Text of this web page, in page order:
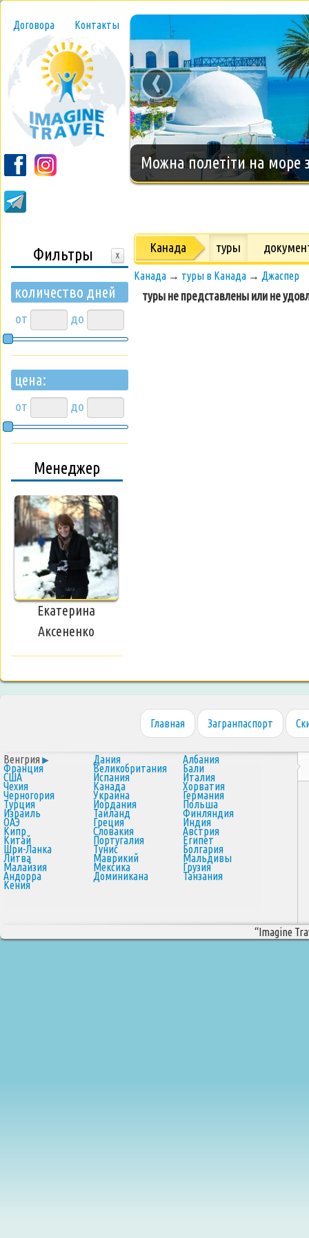
Договора Контакты
Новогодний тур на
‹
Фильтры X
количество дней
от до
цена:
от до
Менеджер
Екатерина
Аксененко
Канада туры
Канада → туры в Канада → Джаспер
туры не представлены или не
Главная Загранпаспорт
Венгрия Дания Албания
Франция Великобритания Бали
США Испания Италия
Чехия Канада Хорватия
Черногория Украина Германия
Турция Иордания Польша
Израиль Таиланд Финляндия
ОАЭ Греция Индия
Кипр Словакия Австрия
Китай Португалия Египет
Шри-Ланка Тунис Болгария
Литва Маврикий Мальдивы
Малайзия Мексика Грузия
Андорра Доминикана Танзания
Кения
“Imagine